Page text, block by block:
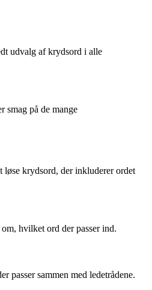
udvalg af krydsord i alle
smag på de mange
krydsord, der inkluderer ordet
hvilket ord der passer ind.
passer sammen med ledetrådene.